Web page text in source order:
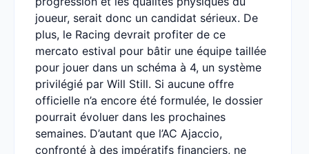
joueur, serait donc un candidat sérieux. De
plus, le Racing devrait profiter de ce
mercato estival pour bâtir une équipe taillée
pour jouer dans un schéma à 4, un système
privilégié par Will Still. Si aucune offre
officielle n’a encore été formulée, le dossier
pourrait évoluer dans les prochaines
semaines. D’autant que l’AC Ajaccio,
confronté à des impératifs financiers, ne